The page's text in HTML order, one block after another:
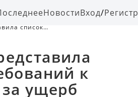
НовостиВход/
список
войны
к
ущерб